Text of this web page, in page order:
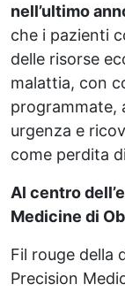
nell’ultimo
che i pazienti
delle risorse
malattia, con
programmate,
urgenza e
come perdita
Al centro
Medicine di
Fil rouge della
Precision